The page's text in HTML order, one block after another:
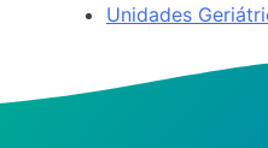
Unidades